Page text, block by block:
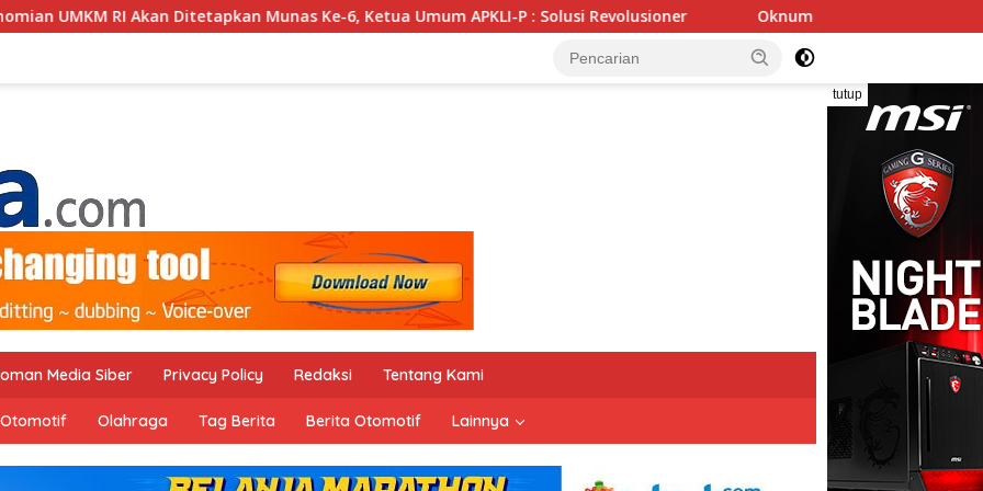
Ke-6, Ketua Umum APKLI-P : Solusi Revolusioner Oknum SPSI Lakukan Eksekusi Sepihak, Hak Mantan
tutup
Media Siber Privacy Policy Redaksi Tentang Kami
Otomotif Olahraga Tag Berita Berita Otomotif Lainnya